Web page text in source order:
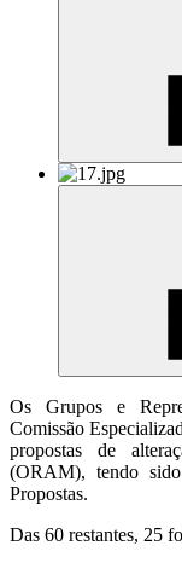
Os Grupos e
Comissão
propostas de
(ORAM), tendo
Propostas.
Das 60 restantes, 25